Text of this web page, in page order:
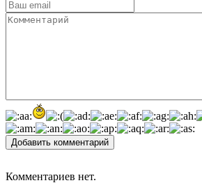
Добавить комментарий
Комментариев нет.